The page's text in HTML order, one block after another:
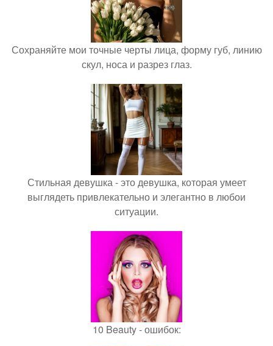
Сохраняйте мои точные черты лица, форму губ, линию
скул, носа и разрез глаз.
Стильная девушка - это девушка, которая умеет
выглядеть привлекательно и элегантно в любои
ситуации.
10 Beauty - ошибок: